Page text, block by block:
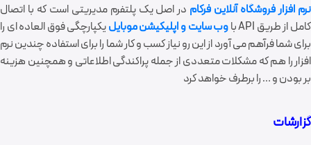
نرم افزار فروشگاه آنلاین فرکام در اصل یک پلتفرم مدیریتی است که با اتصال
کامل از طریق API با
وب سایت و اپلیکیشن موبایلیکپارچگی فوق العاده ای را
برای شما فرآهم می آورد از این رو نیاز کسب و کار شما را برای استفاده چندین نرم
افزار را هم که مشکلات متعددی از جمله پراکندگی اطلاعاتی و همچنین هزینه
بر بودن و … را برطرف خواهد کرد
گزارشات